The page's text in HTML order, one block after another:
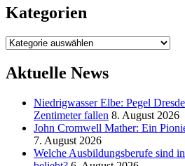
Kategorien
Kategorien
Aktuelle News
Niedrigwasser Elbe: Pegel
Zentimeter fallen 8. August 2026
John Cromwell Mather: Ein
7. August 2026
Welche Ausbildungsberufe sind